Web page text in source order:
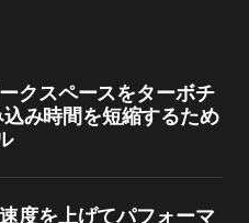
クスペースをターボチ
み時間を短縮するため
度を上げてパフォーマ